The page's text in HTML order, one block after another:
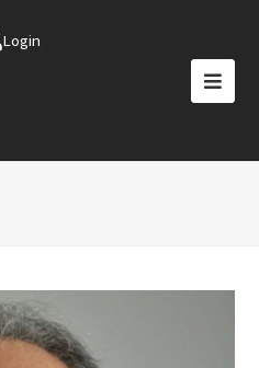
Login